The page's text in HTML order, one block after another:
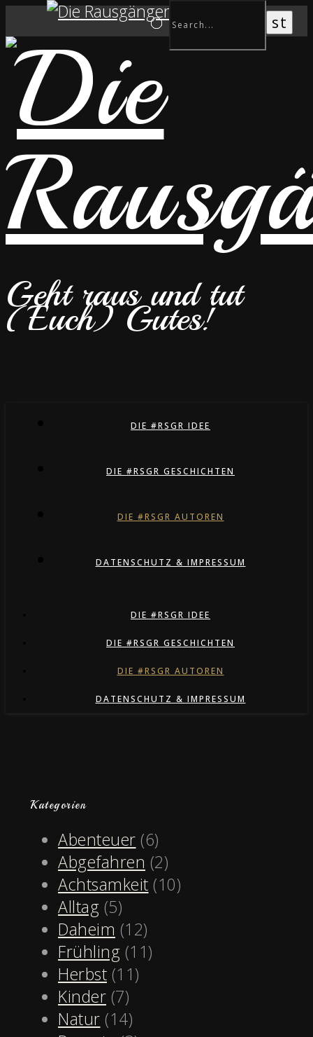
Geht raus und tut
(Euch) Gutes!
DIE #RSGR IDEE
DIE #RSGR GESCHICHTEN
DIE #RSGR AUTOREN
DATENSCHUTZ & IMPRESSUM
DIE #RSGR IDEE
DIE #RSGR GESCHICHTEN
DIE #RSGR AUTOREN
DATENSCHUTZ & IMPRESSUM
Kategorien
Abenteuer (6)
Abgefahren (2)
Achtsamkeit (10)
Alltag (5)
Daheim (12)
Frühling (11)
Herbst (11)
Kinder (7)
Natur (14)